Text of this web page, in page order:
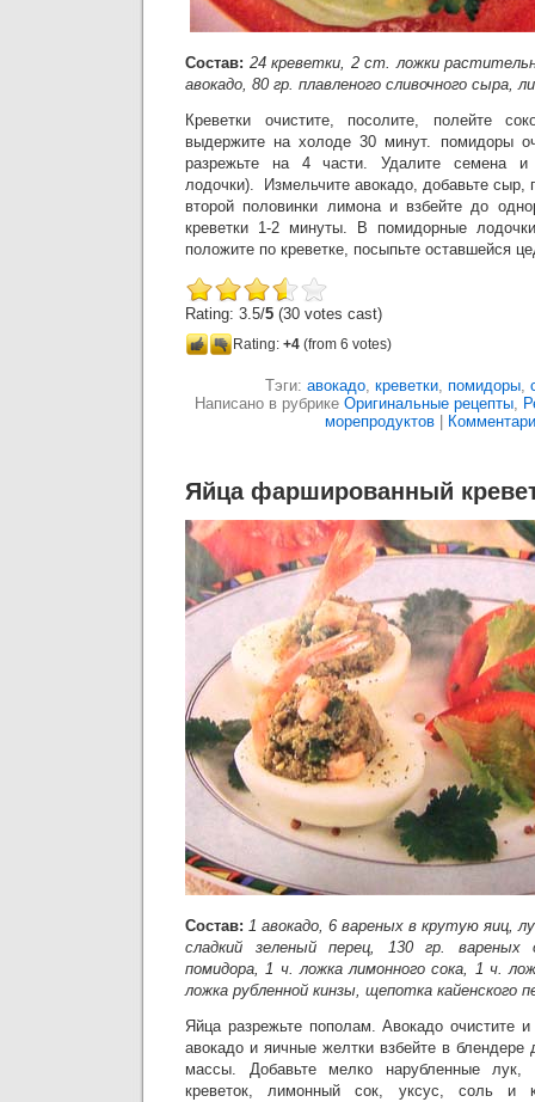
Состав: 24 креветки, 2 ст. ложки
авокадо, 80 гр. плавленого сливочного сыра,
Креветки очистите, посолите, полейте
выдержите на холоде 30 минут. помидоры
разрежьте на 4 части. Удалите семена и
лодочки). Измельчите авокадо, добавьте сыр,
второй половинки лимона и взбейте до
креветки 1-2 минуты. В помидорные
положите по креветке, посыпьте оставшейся
Rating: 3.5/5 (30 votes cast)
Rating: +4 (from 6 votes)
Тэги: авокадо, креветки, помидоры,
Написано в рубрике Оригинальные рецепты,
морепродуктов|
Яйца фаршированный
Состав: 1 авокадо, 6 вареных в крутую яиц,
сладкий зеленый перец, 130 гр. вареных
помидора, 1 ч. ложка лимонного сока, 1 ч.
ложка рубленной кинзы, щепотка кайенского
Яйца разрежьте пополам. Авокадо очистите
авокадо и яичные желтки взбейте в блендере
массы. Добавьте мелко нарубленные лук,
креветок, лимонный сок, уксус, соль и